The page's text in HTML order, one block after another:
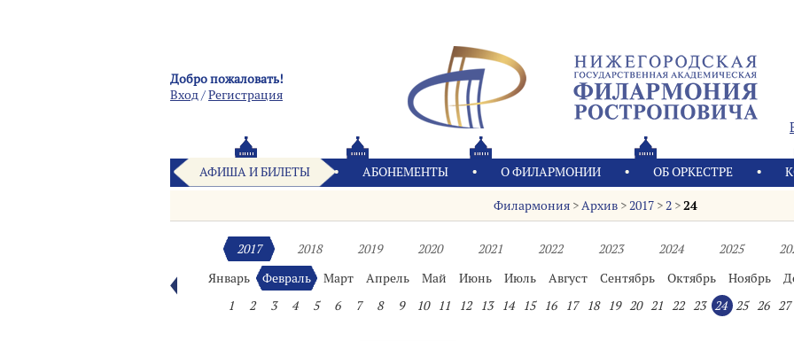
Добро пожаловать!
Вход/Pегистрация
АФИША И БИЛЕТЫ АБОНЕМЕНТЫ О ФИЛАРМОНИИ OБ ОРКЕСТРЕ
Филармония >Архив >2017 >2 >24
2017 2018 2019 2020 2021 2022 2023 2024 2025
Январь
Февраль Март Апрель Май Июнь Июль Август Сентябрь Октябрь Ноябрь
1
2 3 4 5 6 7 8 9 10 11 12 13 14 15 16 17 18 19 20 21 22 23 24 25 26 27